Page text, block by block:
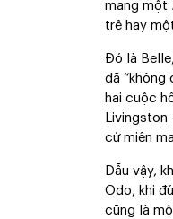
mang một
trẻ hay
Đó là
đã “không
hai cuộc
Livingston
cứ miên
Dẫu vậy,
Odo, khi
cũng là